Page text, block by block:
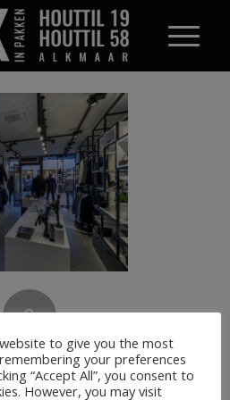
0
to give you the most
your preferences
“Accept All”, you consent to
However, you may visit